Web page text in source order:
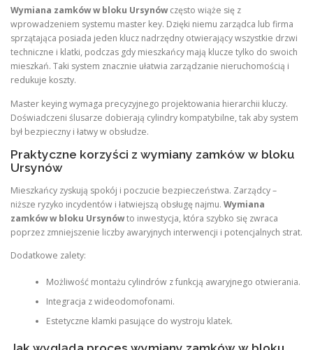
Wymiana zamków w bloku Ursynówczęsto wiąże się z
wprowadzeniem systemu master key. Dzięki niemu zarządca lub firma
sprzątająca posiada jeden klucz nadrzędny otwierający wszystkie drzwi
techniczne i klatki, podczas gdy mieszkańcy mają klucze tylko do swoich
mieszkań. Taki system znacznie ułatwia zarządzanie nieruchomością i
redukuje koszty.
Master keying wymaga precyzyjnego projektowania hierarchii kluczy.
Doświadczeni ślusarze dobierają cylindry kompatybilne, tak aby system
był bezpieczny i łatwy w obsłudze.
Praktyczne korzyści z wymiany zamków w bloku
Ursynów
Mieszkańcy zyskują spokój i poczucie bezpieczeństwa. Zarządcy –
niższe ryzyko incydentów i łatwiejszą obsługę najmu. Wymiana
zamków w bloku Ursynówto inwestycja, która szybko się zwraca
poprzez zmniejszenie liczby awaryjnych interwencji i potencjalnych strat.
Dodatkowe zalety:
Możliwość montażu cylindrów z funkcją awaryjnego otwierania.
Integracja z wideodomofonami.
Estetyczne klamki pasujące do wystroju klatek.